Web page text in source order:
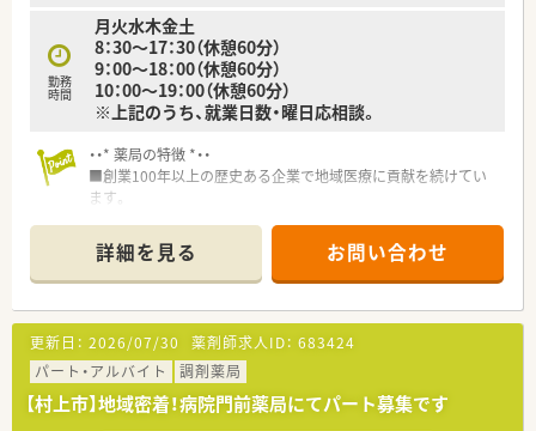
勤務
時間
月火水木金土
8：30～17：30（休憩60分）
9：00～18：00（休憩60分）
10：00～19：00（休憩60分）
※上記のうち、就業日数・曜日応相談。
・・* 薬局の特徴 *・・
■創業100年以上の歴史ある企業で地域医療に貢献を続けてい
ます。
行っており地域のニーズに応えた運営を行っています。
■経験の浅い方でも経験豊富な薬剤師がサポートしてくれま
す。
詳細を見る お問い合わせ
更新日： 2026/07/30 薬剤師求人ID： 683424
パート・アルバイト
調剤薬局
【村上市】地域密着！病院門前薬局にてパート募集です